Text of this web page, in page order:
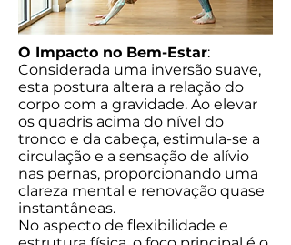
O Impacto no Bem-Estar:
Considerada uma inversão suave,
esta postura altera a relação do
corpo com a gravidade. Ao elevar
os quadris acima do nível do
tronco e da cabeça, estimula-se a
circulação e a sensação de alívio
nas pernas, proporcionando uma
clareza mental e renovação quase
instantâneas.
No aspecto de flexibilidade e